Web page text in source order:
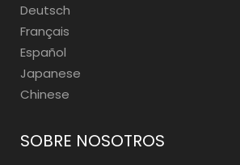
Deutsch
Français
Español
Japanese
Chinese
SOBRE NOSOTROS